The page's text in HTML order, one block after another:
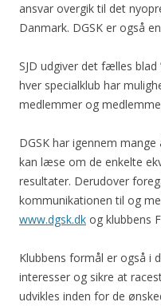
ansvar overgik til det
Danmark. DGSK er også
SJD udgiver det fælles blad
hver specialklub har
medlemmer og
DGSK har igennem
kan læse om de enkelte
resultater. Derudover
kommunikationen til og
www.dgsk.dk og klubbens
Klubbens formål er også i
interesser og sikre at
udvikles inden for de